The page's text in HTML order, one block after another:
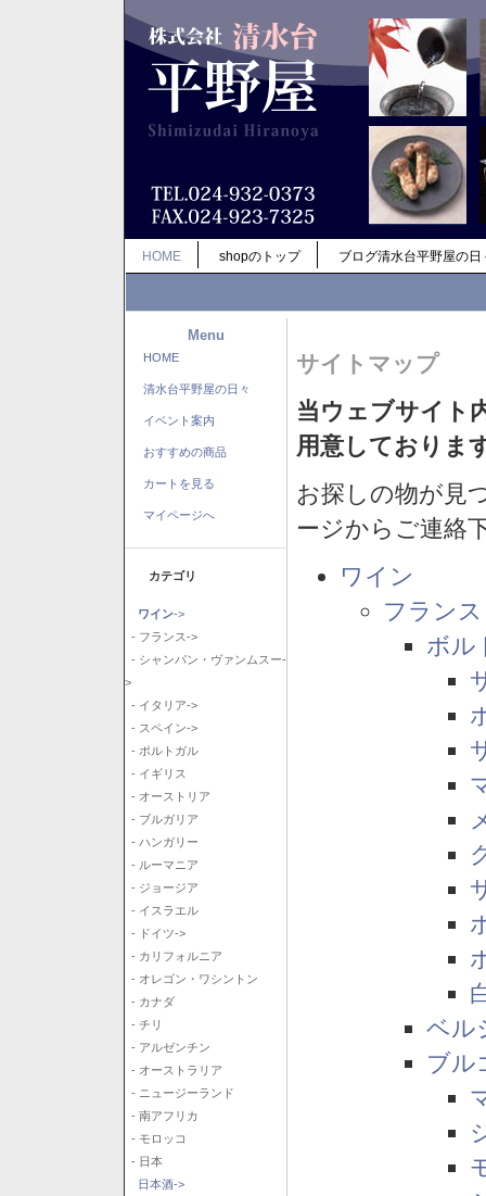
HOME shopのトップ ブログ清水台平野屋の日
Menu
HOME
清水台平野屋の日々
イベント案内
おすすめの商品
カートを見る
マイページへ
カテゴリ
ワイン->
- フランス->
- シャンパン・ヴァンムスー-
>
- イタリア->
- スペイン->
- ポルトガル
- イギリス
- オーストリア
- ブルガリア
- ハンガリー
- ルーマニア
- ジョージア
- イスラエル
- ドイツ->
- カリフォルニア
- オレゴン・ワシントン
- カナダ
- チリ
- アルゼンチン
- オーストラリア
- ニュージーランド
- 南アフリカ
- モロッコ
- 日本
日本酒->
サイトマップ
当ウェブサイト
用意しておりま
お探しの物が見
ージからご連絡
ワイン
フランス
ボル
ベル
ブル